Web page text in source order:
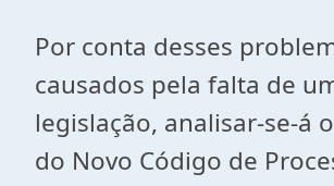
Por conta desses
causados pela falta de
legislação, analisar-se-á
do Novo Código de